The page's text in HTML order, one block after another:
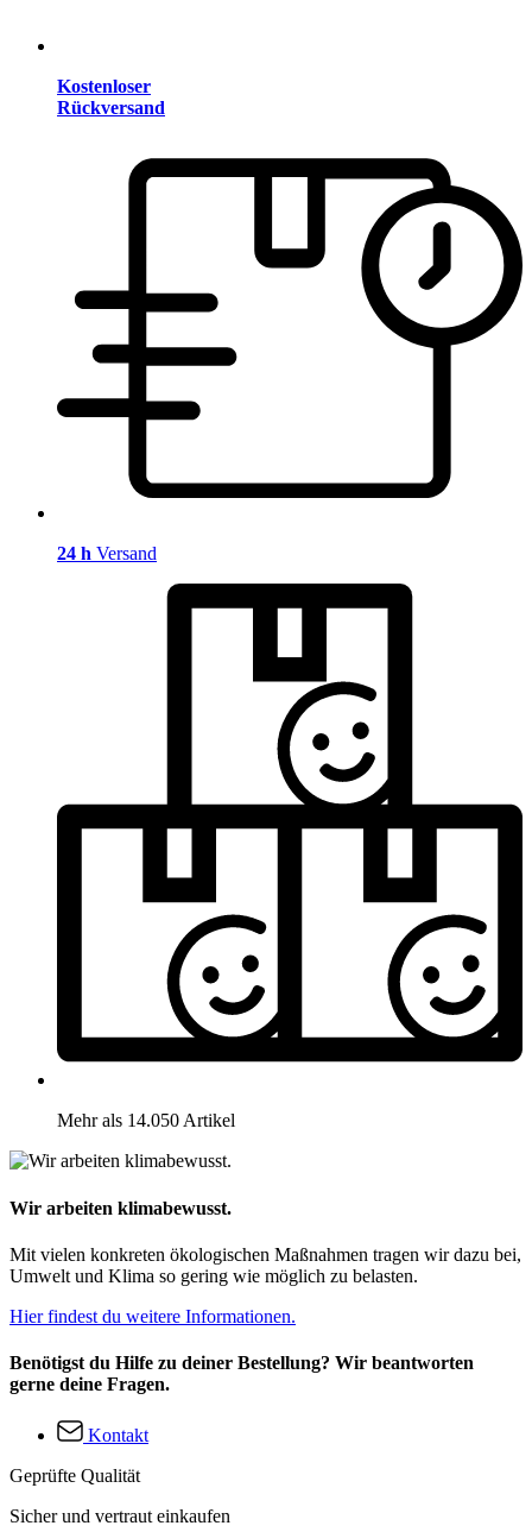
Kostenloser
Rückversand
24 h Versand
Mehr als 14.050 Artikel
Wir arbeiten klimabewusst.
Mit vielen konkreten ökologischen Maßnahmen tragen wir dazu bei,
Umwelt und Klima so gering wie möglich zu belasten.
Hier findest du weitere Informationen.
Benötigst du Hilfe zu deiner Bestellung? Wir beantworten
gerne deine Fragen.
Kontakt
Geprüfte Qualität
Sicher und vertraut einkaufen